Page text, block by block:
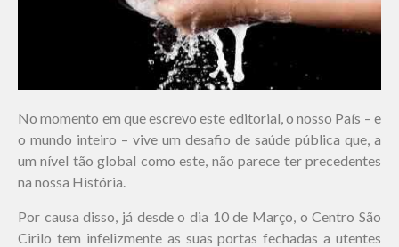
No momento em que escrevo este editorial, o nosso País – e
o mundo inteiro – vive um desafio de saúde pública que, a
um nível tão global como este, não parece ter precedentes
na nossa História.
Por causa disso, já desde o dia 10 de Março, o Centro São
Cirilo tem infelizmente as suas portas fechadas a utentes